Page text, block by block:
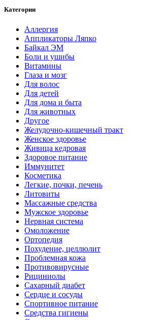
Категории
Аллергия
Аппликаторы Ляпко
Байкал ЭМ
Боли и ушибы
Витамины
Глаза и мозг
Для волос
Для детей
Для дома и быта
Для животных
Другое
Желудочно-кишечный тракт
Женское здоровье
Живица кедровая
Здоровое питание
Иммунитет
Косметика
Легкие, почки, печень
Литовиты
Массажные средства
Мужское здоровье
Нервная система
Омоложение
Ортопедия
Похудение, целлюлит
Проблемная кожа
Противовирусные
Рициниолы
Сахарный диабет
Сердце и сосуды
Спортивное питание
Средства гигиены